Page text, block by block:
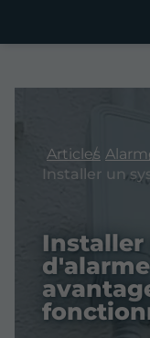
Articles
Installer